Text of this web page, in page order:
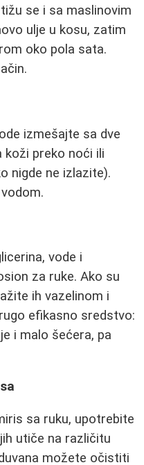
se i sa maslinovim
ulje u kosu, zatim
oko pola sata.
izmešajte sa dve
koži preko noći ili
nigde ne izlazite).
vode i
za ruke. Ako su
ih vazelinom i
efikasno sredstvo:
i malo šećera, pa
sa ruku, upotrebite
utiče na različitu
možete očistiti